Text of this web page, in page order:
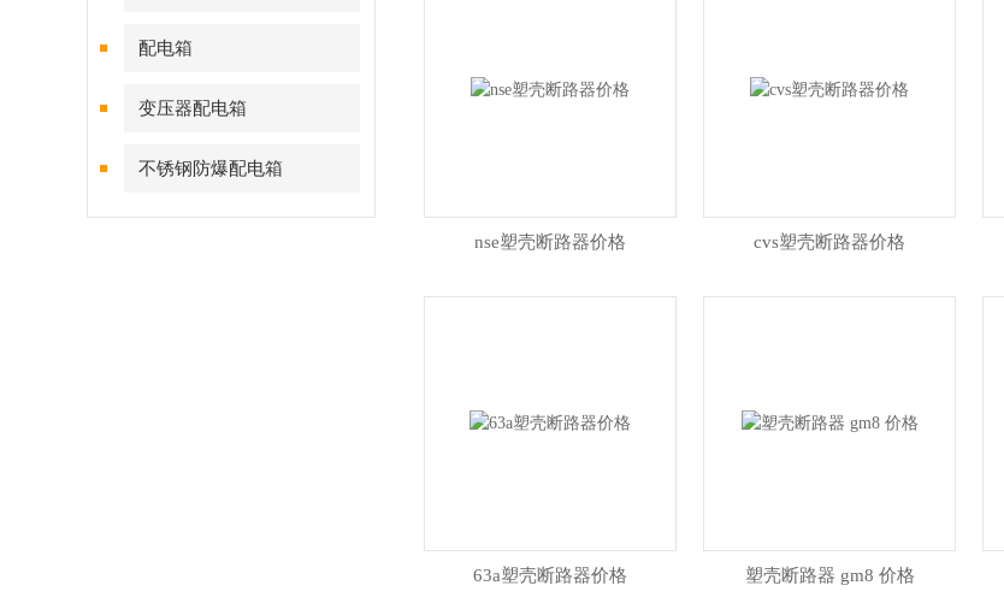
配电箱
变压器配电箱
不锈钢防爆配电箱
nse塑壳断路器价格 cvs塑壳断路器价格
63a塑壳断路器价格 塑壳断路器 gm8 价格